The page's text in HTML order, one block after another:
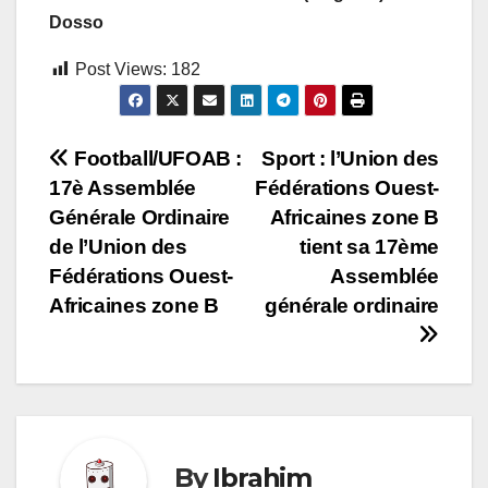
Dosso
Post Views: 182
Navigation
de
l’article
Sport : l’Union des
Fédérations Ouest-
Africaines zone B
tient sa 17ème
Assemblée
générale ordinaire
Football/UFOAB :
17è Assemblée
Générale Ordinaire
de l’Union des
Fédérations Ouest-
Africaines zone B
ByIbrahim